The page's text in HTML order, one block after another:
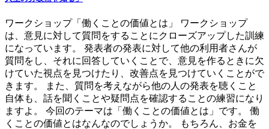
ワークショップ「働くことの価値とは」 ワークショップ
は、意見に対して質問をすることにクローズアップした訓練
になっています。 発表者の発表に対して他の利用者さんが
質問をし、それに回答していくことで、意見を作るときに欠
けていた視点を見つけたり、改善点を見つけていくことがで
きます。 また、質問を考えながら他の人の発表を聴くこと
自体も、話を聞くことや疑問点を確認することの練習になり
ますよ。 今回のテーマは「働くことの価値とは」です。 働
くことの価値とはなんなのでしょうか。 もちろん、お金を